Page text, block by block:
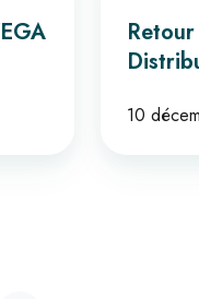
Trophées
10